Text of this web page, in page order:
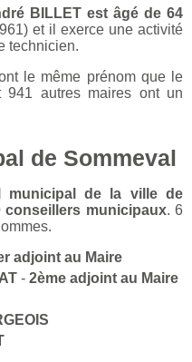
BILLET est âgé de 64
et il exerce une activité
technicien.
le même prénom que le
941 autres maires ont un
de Sommeval
municipal de la ville de
conseillers municipaux. 6
adjoint au Maire
- 2ème adjoint au Maire